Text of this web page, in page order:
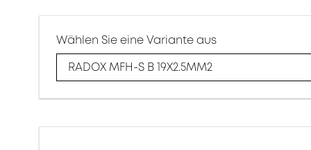
Wählen Sie eine Variante aus
RADOX MFH-S B 19X2.5MM2